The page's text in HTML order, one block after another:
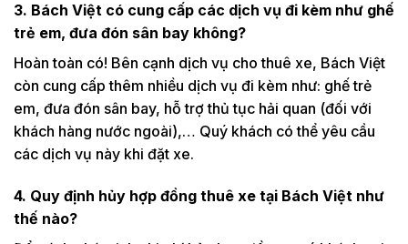
3. Bách Việt có cung cấp các dịch vụ đi kèm như ghế
trẻ em, đưa đón sân bay không?
Hoàn toàn có! Bên cạnh dịch vụ cho thuê xe, Bách Việt
còn cung cấp thêm nhiều dịch vụ đi kèm như: ghế trẻ
em, đưa đón sân bay, hỗ trợ thủ tục hải quan (đối với
khách hàng nước ngoài),… Quý khách có thể yêu cầu
các dịch vụ này khi đặt xe.
4. Quy định hủy hợp đồng thuê xe tại Bách Việt như
thế nào?